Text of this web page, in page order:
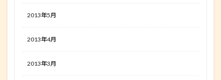
2013年5月
2013年4月
2013年3月